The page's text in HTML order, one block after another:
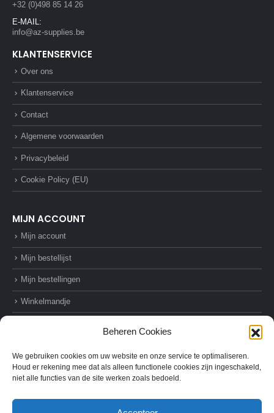
Beheren Cookies
We gebruiken cookies om uw website en onze service te optimaliseren.
Houd er rekening mee dat als alleen functionele cookies zijn ingeschakeld,
niet alle functies van de site werken zoals bedoeld.
+32 (0)498 85 14 26
E-MAIL:
info@az-supplies.be
KLANTENSERVICE
Over ons
Klantenservice
Contact
Algemene voorwaarden
Privacybeleid
Cookie Policy (EU)
MIJN ACCOUNT
Mijn account
Mijn bestellijst
Mijn bestellingen
Winkelmandje